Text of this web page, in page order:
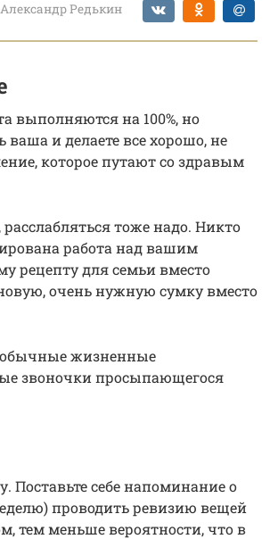
Александр Редькин
выполняются на 100%, но
ваша и делаете все хорошо, не
которое путают со здравым
тоже надо. Никто
работа над вашим
рецепту для семьи вместо
очень нужную сумку вместо
обычные жизненные
звоночки просыпающегося
Поставьте себе напоминание о
проводить ревизию вещей
тем меньше вероятности, что в